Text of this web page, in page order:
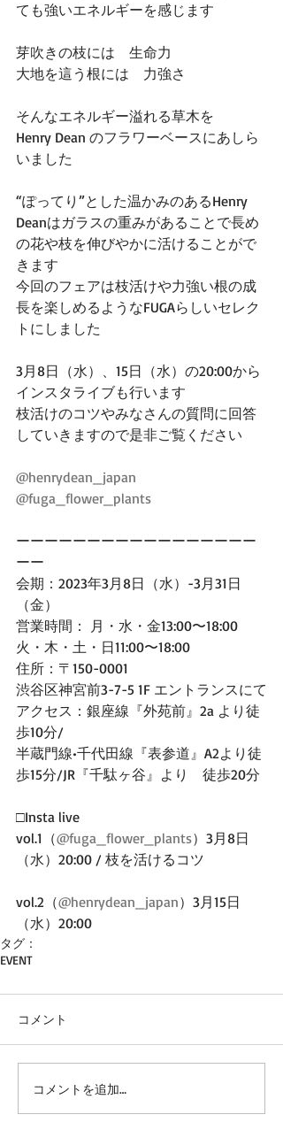
ても強いエネルギーを感じます
芽吹きの枝には　生命力
大地を這う根には　力強さ
そんなエネルギー溢れる草木を
Henry Dean のフラワーベースにあしら
いました
“ぽってり”とした温かみのあるHenry
Deanはガラスの重みがあることで長め
の花や枝を伸びやかに活けることがで
きます
今回のフェアは枝活けや力強い根の成
長を楽しめるようなFUGAらしいセレク
トにしました
3月8日（水）、15日（水）の20:00から
インスタライブも行います
枝活けのコツやみなさんの質問に回答
していきますので是非ご覧ください
@henrydean_japan
@fuga_flower_plants
ーーーーーーーーーーーーーーーーー
ーー
会期：2023年3月8日（水）-3月31日
（金）
営業時間： 月・水・金13:00〜18:00
火・木・土・日11:00〜18:00
住所：〒150-0001
渋谷区神宮前3-7-5 1F エントランスにて
アクセス：銀座線『外苑前』2a より徒
歩10分/
半蔵門線•千代田線『表参道』A2より徒
歩15分/JR『千駄ヶ谷』より　徒歩20分
□Insta live
vol.1（@fuga_flower_plants）3月8日
（水）20:00 / 枝を活けるコツ
vol.2（@henrydean_japan）3月15日
（水）20:00
タグ：
EVENT
コメント
コメントを追加…